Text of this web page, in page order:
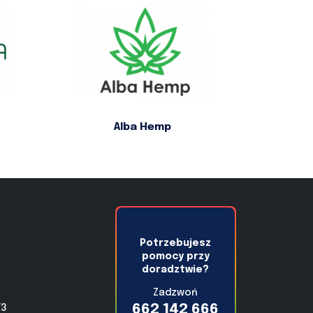
Alba Hemp
Potrzebujesz
pomocy przy
doradztwie?
Zadzwoń
662 142 666